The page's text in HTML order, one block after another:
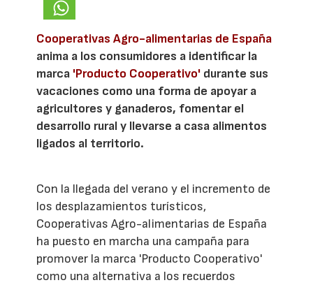
Cooperativas Agro-alimentarias de España
anima a los consumidores a identificar la
marca 'Producto Cooperativo' durante sus
vacaciones como una forma de apoyar a
agricultores y ganaderos, fomentar el
desarrollo rural y llevarse a casa alimentos
ligados al territorio.
Con la llegada del verano y el incremento de
los desplazamientos turísticos,
Cooperativas Agro-alimentarias de España
ha puesto en marcha una campaña para
promover la marca 'Producto Cooperativo'
como una alternativa a los recuerdos